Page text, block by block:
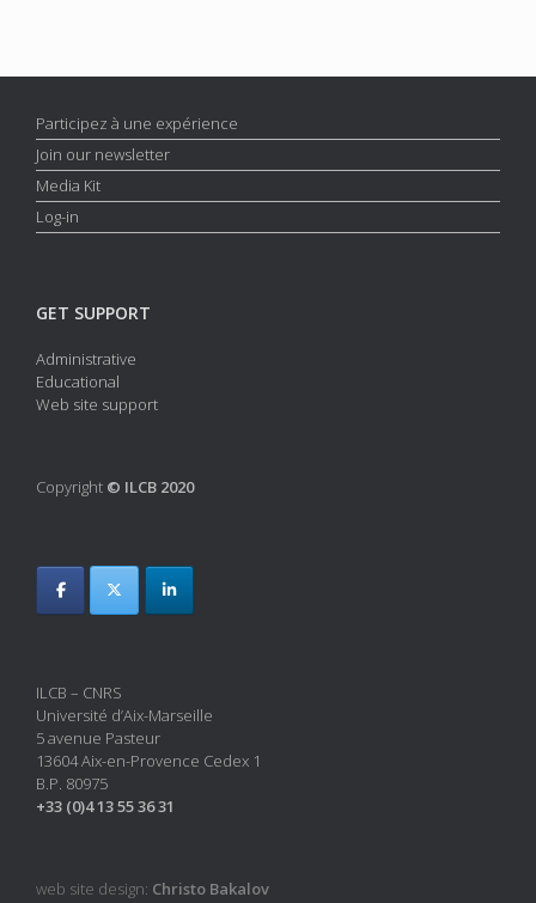
Participez à une expérience
Join our newsletter
Media Kit
Log-in
GET SUPPORT
Administrative
Educational
Web site support
Copyright © ILCB 2020
ILCB – CNRS
Université d’Aix-Marseille
5 avenue Pasteur
13604 Aix-en-Provence Cedex 1
B.P. 80975
+33 (0)4 13 55 36 31
web site design: Christo Bakalov